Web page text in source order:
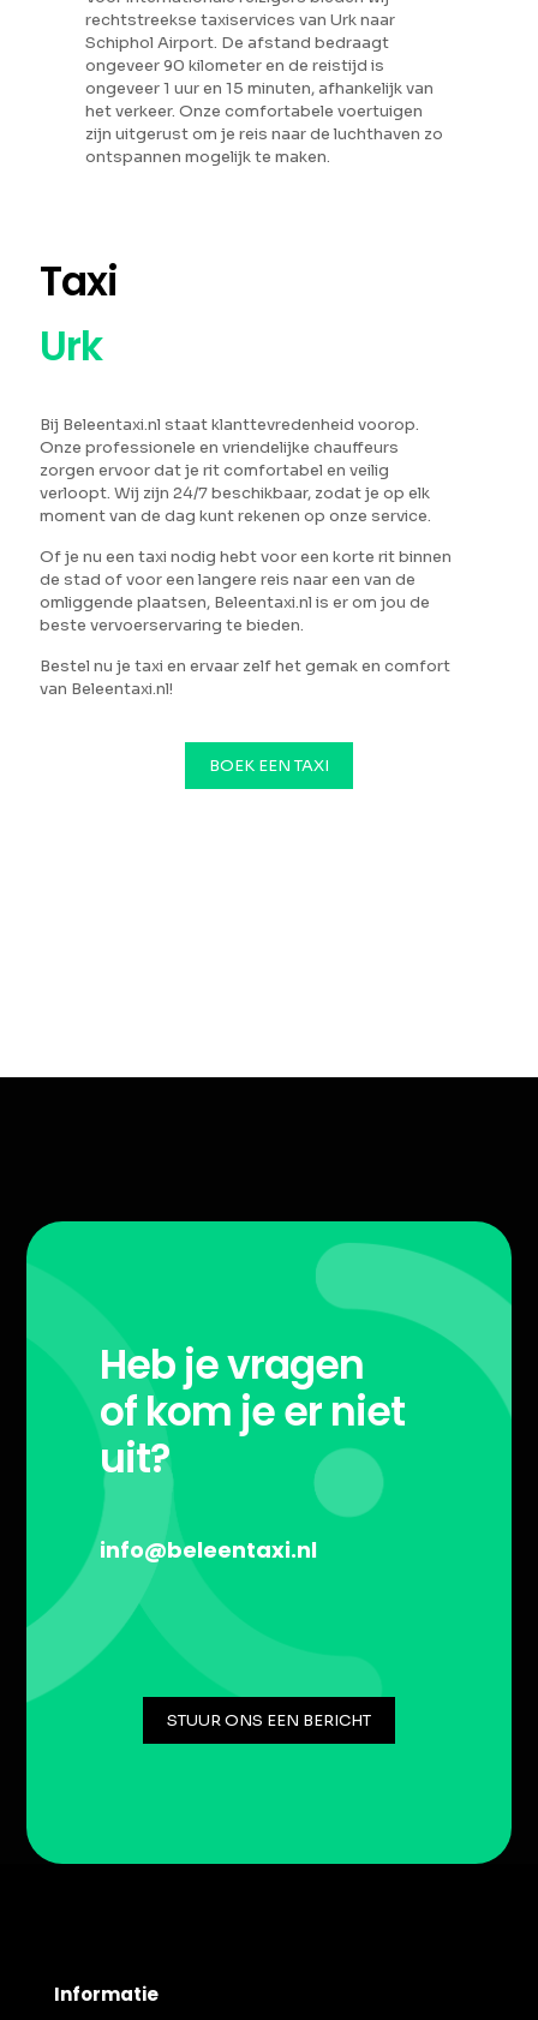
rechtstreekse taxiservices van Urk naar
Schiphol Airport. De afstand bedraagt
ongeveer 90 kilometer en de reistijd is
ongeveer 1 uur en 15 minuten, afhankelijk van
het verkeer. Onze comfortabele voertuigen
zijn uitgerust om je reis naar de luchthaven zo
ontspannen mogelijk te maken.
Taxi
Urk
Bij Beleentaxi.nl staat klanttevredenheid voorop.
Onze professionele en vriendelijke chauffeurs
zorgen ervoor dat je rit comfortabel en veilig
verloopt. Wij zijn 24/7 beschikbaar, zodat je op elk
moment van de dag kunt rekenen op onze service.
Of je nu een taxi nodig hebt voor een korte rit binnen
de stad of voor een langere reis naar een van de
omliggende plaatsen, Beleentaxi.nl is er om jou de
beste vervoerservaring te bieden.
Bestel nu je taxi en ervaar zelf het gemak en comfort
van Beleentaxi.nl!
BOEK EEN TAXI
Heb je vragen
of kom je er niet
uit?
info@beleentaxi.nl
STUUR ONS EEN BERICHT
Informatie